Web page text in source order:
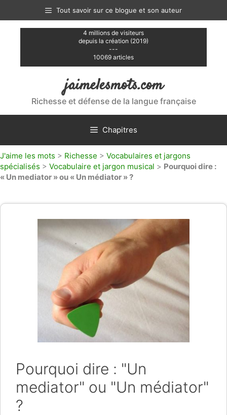
contenu
Tout savoir sur ce blogue et son auteur
4 millions de visiteurs
depuis la création (2019)
---
10069 articles
jaimelesmots.com
Richesse et défense de la langue française
Chapitres
J'aime les mots > Richesse > Vocabulaires et jargons
spécialisés > Vocabulaire et jargon musical > Pourquoi dire :
« Un mediator » ou « Un médiator » ?
Pourquoi dire : "Un
mediator" ou "Un médiator"
?